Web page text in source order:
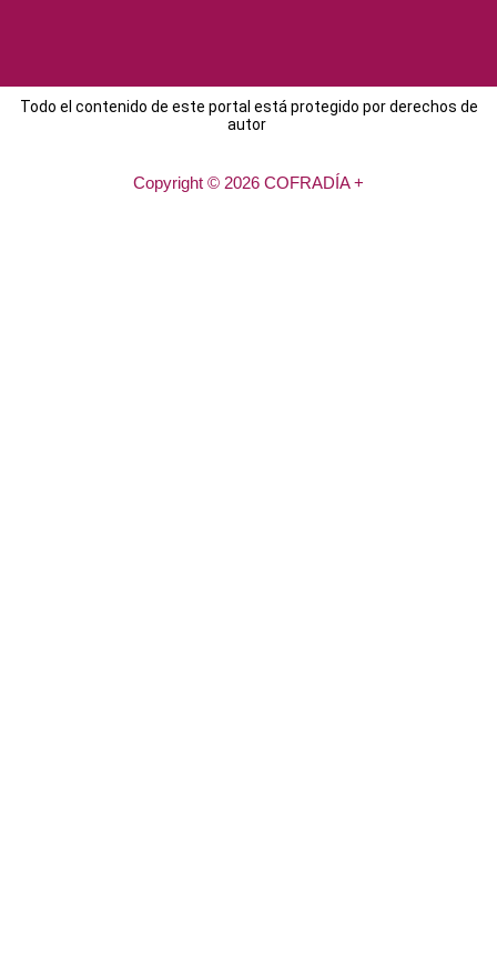
Todo el contenido de este portal está protegido por derechos de
autor
Copyright © 2026 COFRADÍA +